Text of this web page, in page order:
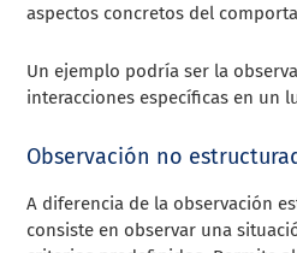
aspectos concretos del
Un ejemplo podría ser la
interacciones específicas en un
Observación no
A diferencia de la observación
consiste en observar una